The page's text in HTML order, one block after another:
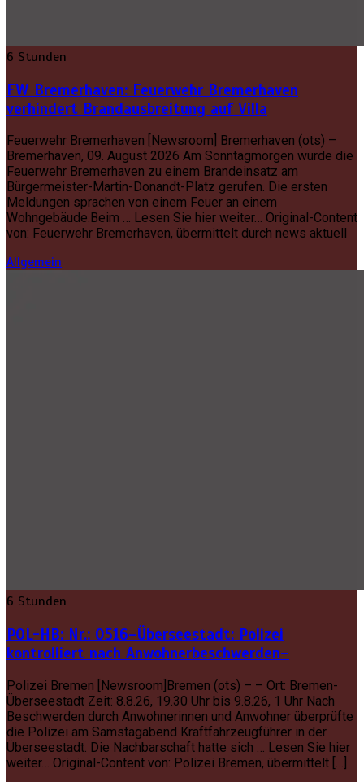
6 Stunden
FW Bremerhaven: Feuerwehr Bremerhaven
verhindert Brandausbreitung auf Villa
Feuerwehr Bremerhaven [Newsroom] Bremerhaven (ots) –
Bremerhaven, 09. August 2026 Am Sonntagmorgen wurde die
Feuerwehr Bremerhaven zu einem Brandeinsatz am
Bürgermeister-Martin-Donandt-Platz gerufen. Die ersten
Meldungen sprachen von einem Feuer an einem
Wohngebäude.Beim … Lesen Sie hier weiter… Original-Content
von: Feuerwehr Bremerhaven, übermittelt durch news aktuell
Allgemein
6 Stunden
POL-HB: Nr.: 0516–Überseestadt: Polizei
kontrolliert nach Anwohnerbeschwerden–
Polizei Bremen [Newsroom]Bremen (ots) – – Ort: Bremen-
Überseestadt Zeit: 8.8.26, 19.30 Uhr bis 9.8.26, 1 Uhr Nach
Beschwerden durch Anwohnerinnen und Anwohner überprüfte
die Polizei am Samstagabend Kraftfahrzeugführer in der
Überseestadt. Die Nachbarschaft hatte sich … Lesen Sie hier
weiter… Original-Content von: Polizei Bremen, übermittelt […]